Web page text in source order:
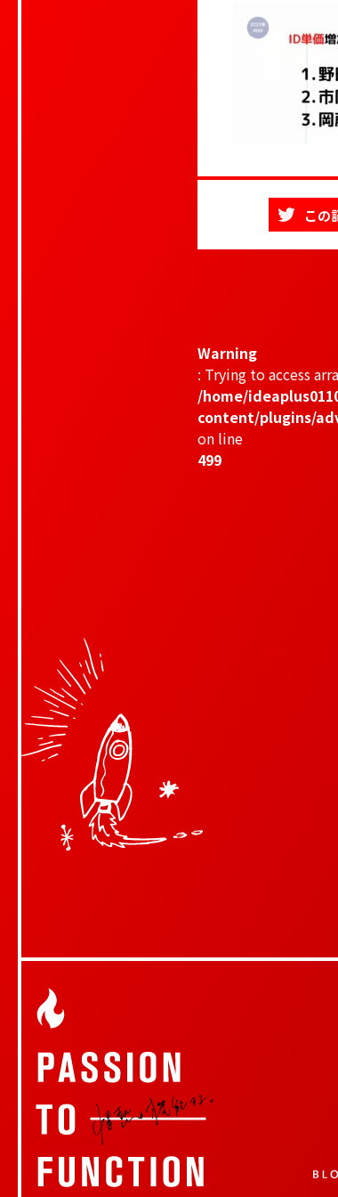
この
Warning
: Trying to access
/home/
content/plugins/
on line
499